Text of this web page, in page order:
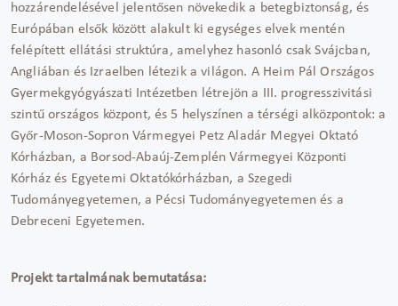
hozzárendelésével jelentősen növekedik a betegbiztonság, és
Európában elsők között alakult ki egységes elvek mentén
felépített ellátási struktúra, amelyhez hasonló csak Svájcban,
Angliában és Izraelben létezik a világon. A Heim Pál Országos
Gyermekgyógyászati Intézetben létrejön a III. progresszivitási
szintű országos központ, és 5 helyszínen a térségi alközpontok: a
Győr-Moson-Sopron Vármegyei Petz Aladár Megyei Oktató
Kórházban, a Borsod-Abaúj-Zemplén Vármegyei Központi
Kórház és Egyetemi Oktatókórházban, a Szegedi
Tudományegyetemen, a Pécsi Tudományegyetemen és a
Debreceni Egyetemen.
Projekt tartalmának bemutatása: